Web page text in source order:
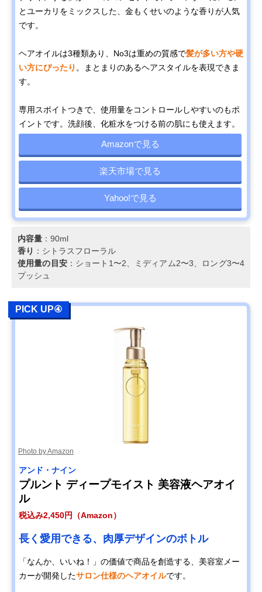
とユーカリをミックスした、金もくせいのような香りが人気
です。
ヘアオイルは3種類あり、No3は重めの質感で髪が多い方や硬
い方にぴったり 。まとまりのあるヘアスタイルを表現できま
す。
専用スポイトつきで、使用量をコントロールしやすいのもポ
イントです。洗顔後、化粧水をつける前の肌にも使えます。
Amazonで見る
楽天市場で見る
Yahoo!で見る
内容量 ：90ml
香り ：シトラスフローラル
使用量の目安：ショート1〜2、ミディアム2〜3、ロング3〜4
プッシュ
PICK UP④
Photo by Amazon
アンド・ナイン
プルント ディープモイスト 美容液ヘアオイ
ル
税込み2,450円（Amazon）
長く愛用できる、肉厚デザインのボトル
「なんか、いいね！」の価値で商品を創造する、美容室メー
カーが開発したサロン仕様のヘアオイルです。